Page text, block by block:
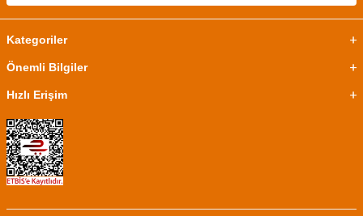
Kategoriler
Önemli Bilgiler
Hızlı Erişim